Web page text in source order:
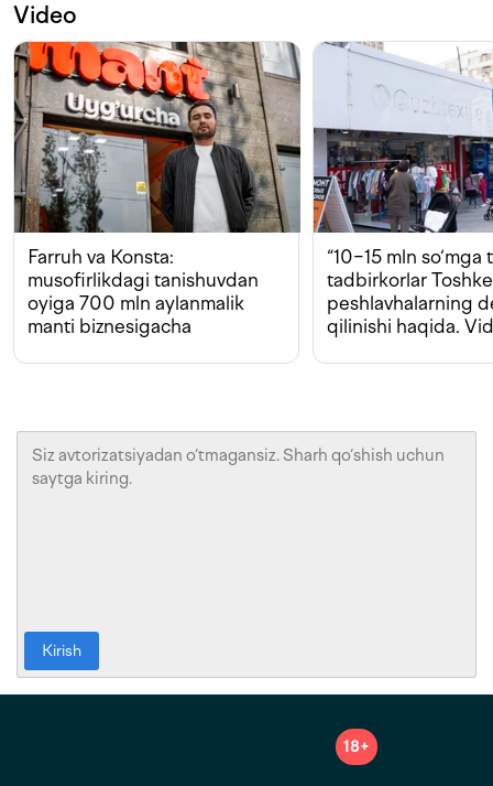
Video
Farruh va Konsta:
musofirlikdagi tanishuvdan
oyiga 700 mln aylanmalik
manti biznesigacha
“10−15 mln so‘mga
tadbirkorlar
peshlavhalarning
qilinishi haqida.
Kirish
18+